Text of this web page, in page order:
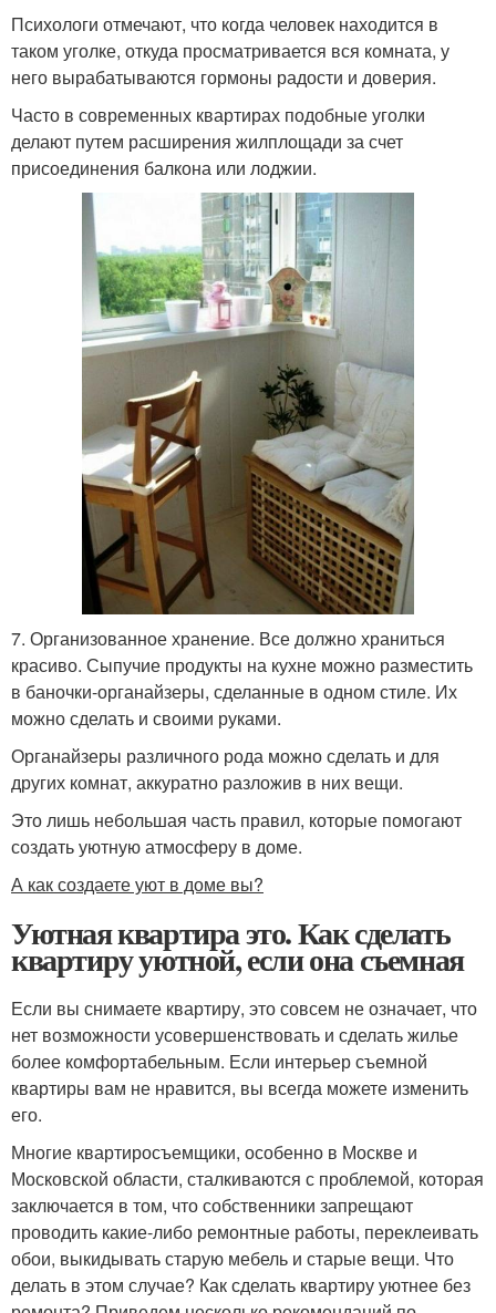
Психологи отмечают, что когда человек находится в
таком уголке, откуда просматривается вся комната, у
него вырабатываются гормоны радости и доверия.
Часто в современных квартирах подобные уголки
делают путем расширения жилплощади за счет
присоединения балкона или лоджии.
7. Организованное хранение. Все должно храниться
красиво. Сыпучие продукты на кухне можно разместить
в баночки-органайзеры, сделанные в одном стиле. Их
можно сделать и своими руками.
Органайзеры различного рода можно сделать и для
других комнат, аккуратно разложив в них вещи.
Это лишь небольшая часть правил, которые помогают
создать уютную атмосферу в доме.
А как создаете уют в доме вы?
Уютная квартира это. Как сделать
квартиру уютной, если она съемная
Если вы снимаете квартиру, это совсем не означает, что
нет возможности усовершенствовать и сделать жилье
более комфортабельным. Если интерьер съемной
квартиры вам не нравится, вы всегда можете изменить
его.
Многие квартиросъемщики, особенно в Москве и
Московской области, сталкиваются с проблемой, которая
заключается в том, что собственники запрещают
проводить какие-либо ремонтные работы, переклеивать
обои, выкидывать старую мебель и старые вещи. Что
делать в этом случае? Как сделать квартиру уютнее без